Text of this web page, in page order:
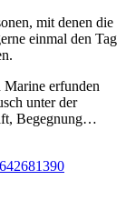
mit denen die
einmal den Tag
erfunden
unter der
Begegnung…